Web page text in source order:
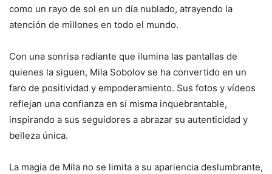
como un rayo de sol en un día nublado, atrayendo la
atención de millones en todo el mundo.
Con una sonrisa radiante que ilumina las pantallas de
quienes la siguen, Mila Sobolov se ha convertido en un
faro de positividad y empoderamiento. Sus fotos y vídeos
reflejan una confianza en sí misma inquebrantable,
inspirando a sus seguidores a abrazar su autenticidad y
belleza única.
La magia de Mila no se limita a su apariencia deslumbrante,